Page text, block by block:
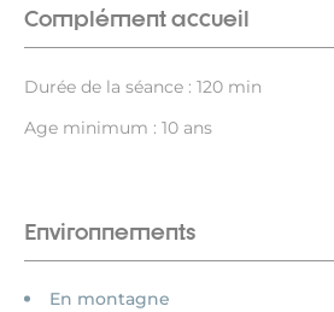
Complément accueil
Durée de la séance : 120 min
Age minimum : 10 ans
Environnements
En montagne